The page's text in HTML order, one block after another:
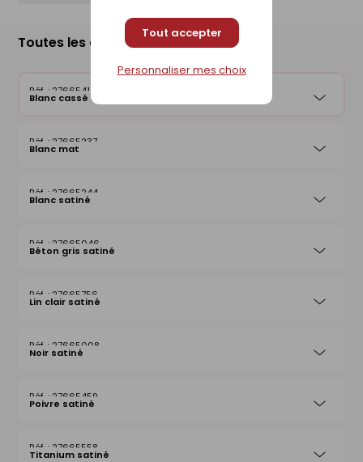
Tout accepter
Personnaliser mes choix
Toutes les déclinaisons
27665411
Blanc cassé satiné
27665237
Blanc mat
27665244
Blanc satiné
27665046
Béton gris satiné
27665756
Lin clair satiné
27665008
Noir satiné
27665459
Poivre satiné
27665558
Titanium satiné